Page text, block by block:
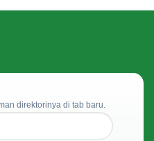
direktorinya di tab baru.